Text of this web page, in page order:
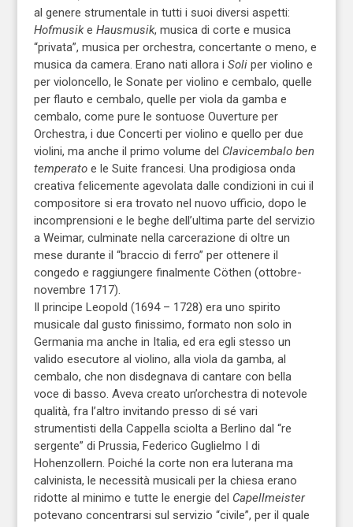
al genere strumentale in tutti i suoi diversi aspetti:
Hofmusike Hausmusik, musica di corte e musica
“privata”, musica per orchestra, concertante o meno, e
musica da camera. Erano nati allora i Soli per violino e
per violoncello, le Sonate per violino e cembalo, quelle
per flauto e cembalo, quelle per viola da gamba e
cembalo, come pure le sontuose Ouverture per
Orchestra, i due Concerti per violino e quello per due
violini, ma anche il primo volume del Clavicembalo ben
temperatoe le Suite francesi. Una prodigiosa onda
creativa felicemente agevolata dalle condizioni in cui il
compositore si era trovato nel nuovo ufficio, dopo le
incomprensioni e le beghe dell’ultima parte del servizio
a Weimar, culminate nella carcerazione di oltre un
mese durante il “braccio di ferro” per ottenere il
congedo e raggiungere finalmente Cöthen (ottobre-
novembre 1717).
Il principe Leopold (1694 – 1728) era uno spirito
musicale dal gusto finissimo, formato non solo in
Germania ma anche in Italia, ed era egli stesso un
valido esecutore al violino, alla viola da gamba, al
cembalo, che non disdegnava di cantare con bella
voce di basso. Aveva creato un’orchestra di notevole
qualità, fra l’altro invitando presso di sé vari
strumentisti della Cappella sciolta a Berlino dal “re
sergente” di Prussia, Federico Guglielmo I di
Hohenzollern. Poiché la corte non era luterana ma
calvinista, le necessità musicali per la chiesa erano
ridotte al minimo e tutte le energie del Capellmeister
potevano concentrarsi sul servizio “civile”, per il quale